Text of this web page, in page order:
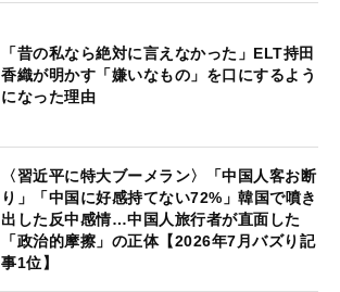
「昔の私なら絶対に言えなかった」ELT持田
香織が明かす「嫌いなもの」を口にするよう
になった理由
〈習近平に特大ブーメラン〉「中国人客お断
り」「中国に好感持てない72%」韓国で噴き
出した反中感情…中国人旅行者が直面した
「政治的摩擦」の正体【2026年7月バズり記
事1位】